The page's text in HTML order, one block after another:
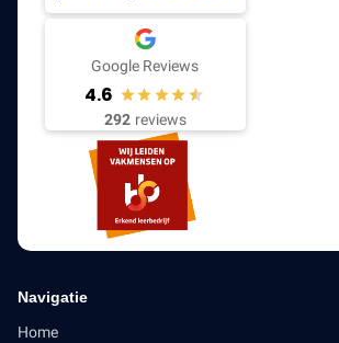
Google Reviews
4.6
292 reviews
Navigatie
Home